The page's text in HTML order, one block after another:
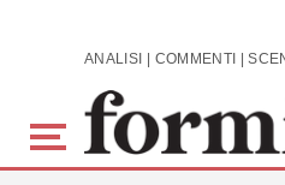
Skip to main content